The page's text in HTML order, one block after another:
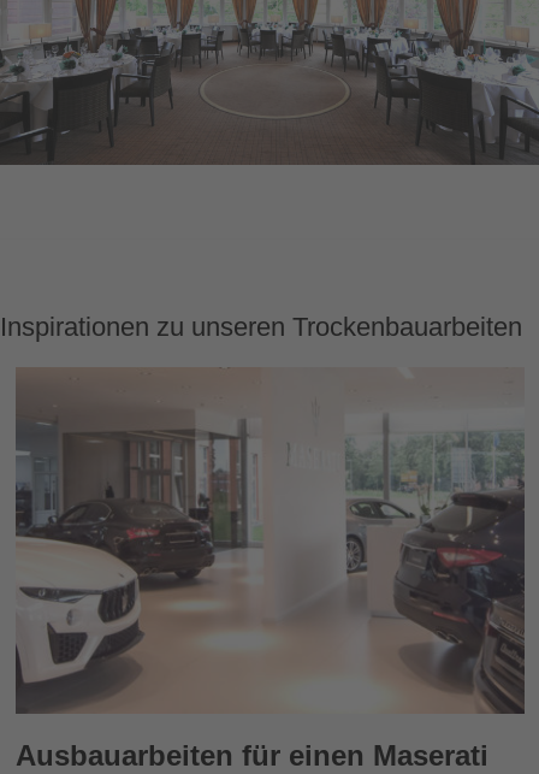
Inspirationen zu unseren Trockenbauarbeiten
Ausbauarbeiten für einen Maserati